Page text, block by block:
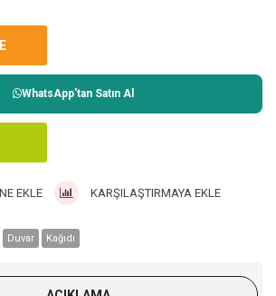
WhatsApp'tan Satın Al
EKLE KARŞILAŞTIRMAYA EKLE
Duvar Kağıdı